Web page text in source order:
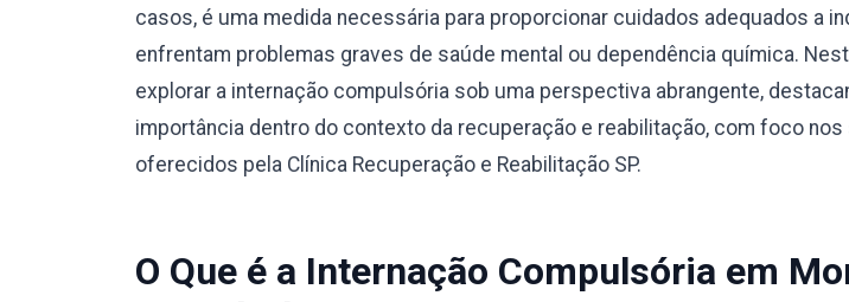
casos, é uma medida necessária para proporcionar cuidados adequados a
enfrentam problemas graves de saúde mental ou dependência química.
explorar a internação compulsória sob uma perspectiva abrangente,
importância dentro do contexto da recuperação e reabilitação, com foco
oferecidos pela Clínica Recuperação e Reabilitação SP.
O Que é a Internação Compulsória em